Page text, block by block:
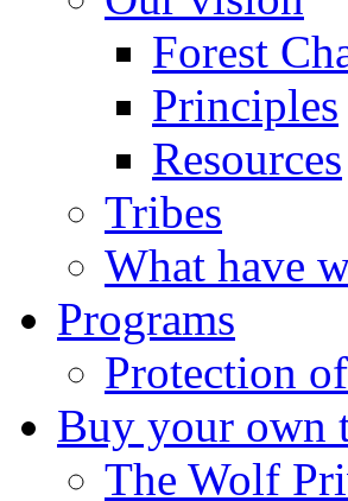
Forest
Principles
Resources
Tribes
What have
Programs
Protection
Buy your own
The Wolf